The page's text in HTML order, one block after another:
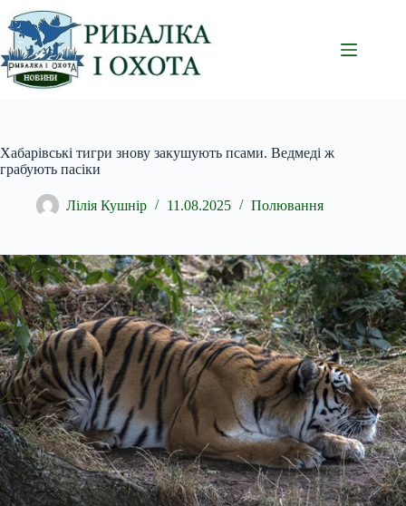
Перейти
до
вмісту
Хабарівські тигри знову закушують псами. Ведмеді ж
грабують пасіки
Лілія Кушнір 11.08.2025 Полювання